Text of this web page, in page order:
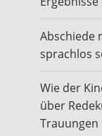
Abschiede
sprachlos
Wie der
über
Trauungen